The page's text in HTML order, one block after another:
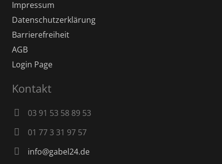
Impressum
Datenschutz­erklärung
Barrierefreiheit
AGB
Login Page
Kontakt
03 91 53 58 89 53
01 77 3 31 97 57
info@gabel24.de